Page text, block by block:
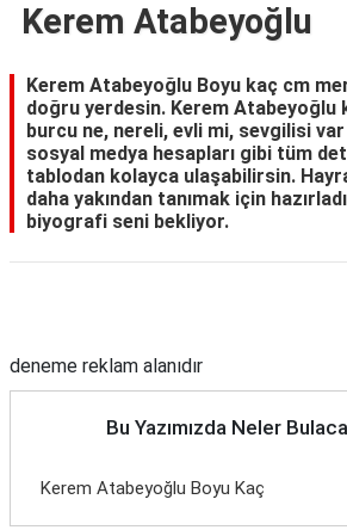
Kerem Atabeyoğlu
Kerem Atabeyoğlu Boyu kaç cm
doğru yerdesin. Kerem Atabeyoğlu
burcu ne, nereli, evli mi, sevgilisi var
sosyal medya hesapları gibi tüm
tablodan kolayca ulaşabilirsin.
daha yakından tanımak için
biyografi seni bekliyor.
deneme reklam alanıdır
Bu Yazımızda Neler
Kerem Atabeyoğlu Boyu Kaç